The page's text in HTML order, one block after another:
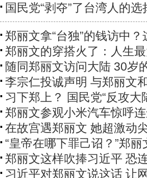
国民党“剥夺”了台湾人的选
郑丽文拿“台独”的钱访中
郑丽文的穿搭火了：人生
随同郑丽文访问大陆 30岁
李宗仁投诚声明 与郑丽文
习下郑上？ 国民党“反攻大
郑丽文参观小米汽车惊呼
在故宫遇郑丽文 她超激动
“皇帝在哪下罪己诏？”郑丽
郑丽文这样吹捧习近平 恐
习近平对郑丽文说这话 让